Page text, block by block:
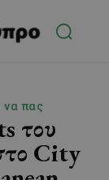
να πας
του
City